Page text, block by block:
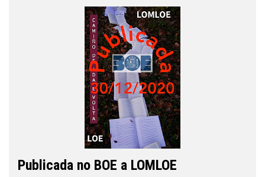
Publicada no BOE a LOMLOE